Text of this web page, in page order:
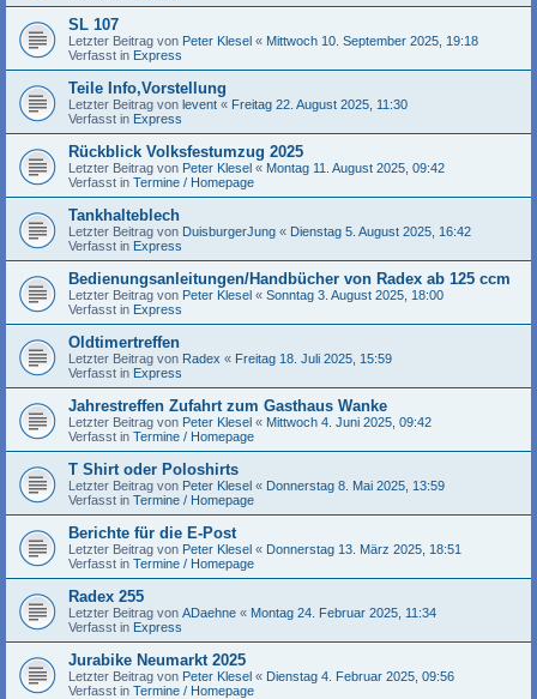
SL 107
Letzter Beitrag von Peter Klesel « Mittwoch 10. September 2025, 19:18
Verfasst in Express
Teile Info,Vorstellung
Letzter Beitrag von levent « Freitag 22. August 2025, 11:30
Verfasst in Express
Rückblick Volksfestumzug 2025
Letzter Beitrag von Peter Klesel « Montag 11. August 2025, 09:42
Verfasst in Termine / Homepage
Tankhalteblech
Letzter Beitrag von DuisburgerJung « Dienstag 5. August 2025, 16:42
Verfasst in Express
Bedienungsanleitungen/Handbücher von Radex ab 125 ccm
Letzter Beitrag von Peter Klesel « Sonntag 3. August 2025, 18:00
Verfasst in Express
Oldtimertreffen
Letzter Beitrag von Radex « Freitag 18. Juli 2025, 15:59
Verfasst in Express
Jahrestreffen Zufahrt zum Gasthaus Wanke
Letzter Beitrag von Peter Klesel « Mittwoch 4. Juni 2025, 09:42
Verfasst in Termine / Homepage
T Shirt oder Poloshirts
Letzter Beitrag von Peter Klesel « Donnerstag 8. Mai 2025, 13:59
Verfasst in Termine / Homepage
Berichte für die E-Post
Letzter Beitrag von Peter Klesel « Donnerstag 13. März 2025, 18:51
Verfasst in Termine / Homepage
Radex 255
Letzter Beitrag von ADaehne « Montag 24. Februar 2025, 11:34
Verfasst in Express
Jurabike Neumarkt 2025
Letzter Beitrag von Peter Klesel « Dienstag 4. Februar 2025, 09:56
Verfasst in Termine / Homepage